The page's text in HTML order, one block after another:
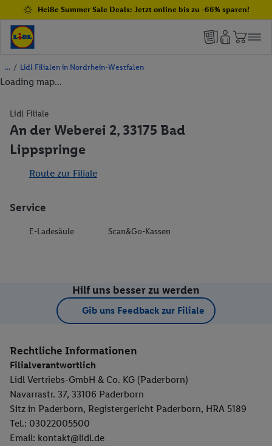
Heiße Summer Sale Deals: Jetzt online bis zu -66% sparen!
/ Lidl Filialen in Nordrhein-Westfalen
Loading map...
Lidl Filiale
An der Weberei 2, 33175 Bad
Lippspringe
Route zur Filiale
Service
E-Ladesäule Scan&Go-Kassen
Hilf uns besser zu werden
Gib uns Feedback zur Filiale
Rechtliche Informationen
Filialverantwortlich
Lidl Vertriebs-GmbH & Co. KG (Paderborn)
Navarrastr. 37, 33106 Paderborn
Sitz in Paderborn, Registergericht Paderborn, HRA 5189
Tel.: 03022005500
Email: kontakt@lidl.de